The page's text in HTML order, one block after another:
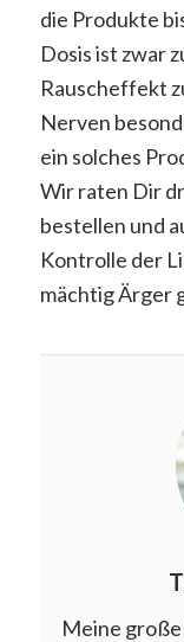
die Produkte
Dosis ist zwar
Rauscheffekt
Nerven
ein solches
Wir raten Dir
bestellen und
Kontrolle der
mächtig Ärger
Meine